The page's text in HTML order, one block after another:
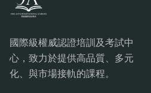
國際級權威認證培訓及考試中
心，致力於提供高品質、多元
化、與市場接軌的課程。